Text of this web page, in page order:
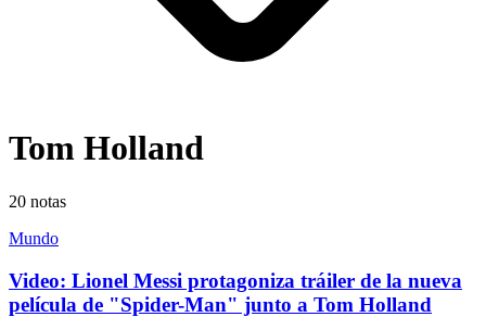
Tom Holland
20 notas
Mundo
Video: Lionel Messi protagoniza tráiler de la nueva
película de "Spider-Man" junto a Tom Holland